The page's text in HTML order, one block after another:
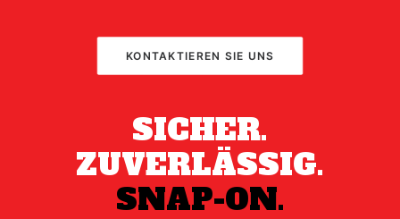
KONTAKTIEREN SIE UNS
SICHER.
ZUVERLÄSSIG.
SNAP-ON.